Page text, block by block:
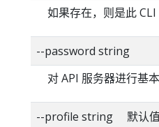
如果存在，则是此 CLI
--password string
对 API 服务器进行基
--profile string 默认